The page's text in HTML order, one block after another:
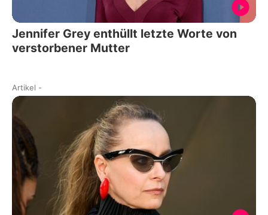
Jennifer Grey enthüllt letzte Worte von
verstorbener Mutter
Artikel -